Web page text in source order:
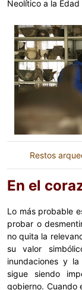
Neolítico a la
Restos
En el
Lo más probable
probar o
no quita la
su valor
inundaciones y
sigue siendo
gobierno. Cuando